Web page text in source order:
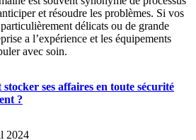
et résoudre les problèmes. Si vos
délicats ou de grande
a l’expérience et les équipements
avec soin.
ses affaires en toute sécurité
?
2024